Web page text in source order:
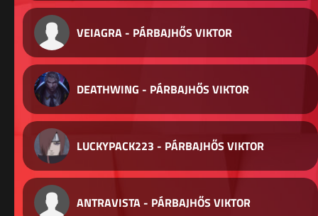
VEIAGRA - PÁRBAJHŐS VIKTOR
DEATHWING - PÁRBAJHŐS VIKTOR
LUCKYPACK223 - PÁRBAJHŐS VIKTOR
ANTRAVISTA - PÁRBAJHŐS VIKTOR